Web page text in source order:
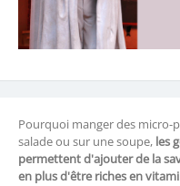
Pourquoi manger des micro-
salade ou sur une soupe, les
permettent d'ajouter de la
en plus d'être riches en